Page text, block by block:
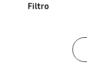
Filtro